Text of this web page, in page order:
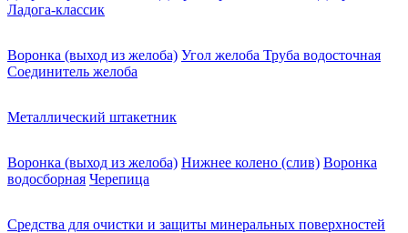
Ладога-классик
Воронка (выход из желоба) Угол желоба Труба водосточная
Соединитель желоба
Металлический штакетник
Воронка (выход из желоба) Нижнее колено (слив) Воронка
водосборная Черепица
Средства для очистки и защиты минеральных поверхностей